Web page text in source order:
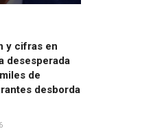
y cifras en
desesperada
de
desborda